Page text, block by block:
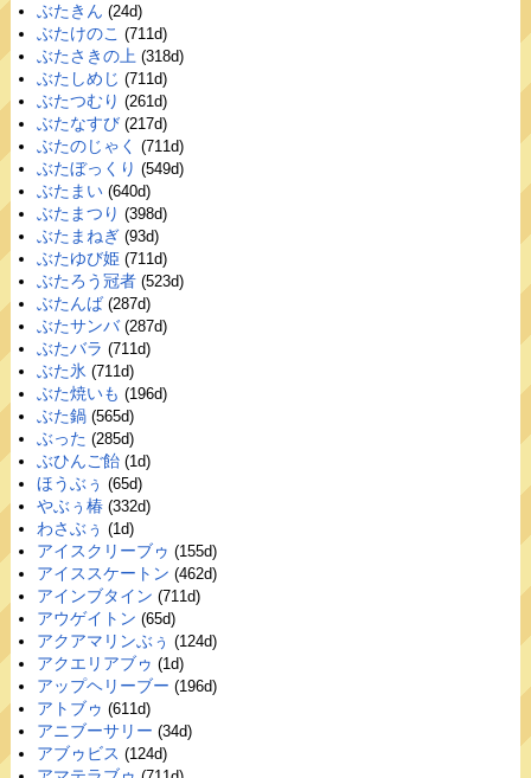
ぶたきん (24d)
ぶたけのこ (711d)
ぶたさきの上(318d)
ぶたしめじ (711d)
ぶたつむり (261d)
ぶたなすび(217d)
ぶたのじゃく (711d)
ぶたぼっくり (549d)
ぶたまい(640d)
ぶたまつり (398d)
ぶたまねぎ(93d)
ぶたゆび姫(711d)
ぶたろう冠者(523d)
ぶたんば(287d)
ぶたサンバ(287d)
ぶたバラ (711d)
ぶた氷(711d)
ぶた焼いも (196d)
ぶた鍋(565d)
ぶった (285d)
ぶひんご飴(1d)
ほうぶぅ (65d)
やぶぅ椿(332d)
わさぶぅ (1d)
アイスクリーブゥ (155d)
アイススケートン (462d)
アインブタイン (711d)
アウゲイトン (65d)
アクアマリンぶぅ (124d)
アクエリアブゥ (1d)
アップヘリーブー (196d)
アトブゥ (611d)
アニブーサリー (34d)
アブゥビス (124d)